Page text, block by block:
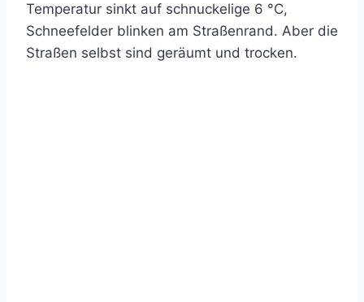
Temperatur sinkt auf schnuckelige 6 °C,
Schneefelder blinken am Straßenrand. Aber die
Straßen selbst sind geräumt und trocken.